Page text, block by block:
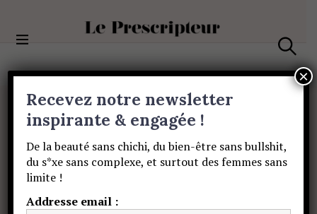
Le Prescripteur
e
a
BEAUTÉ
Alertecanicule
dansmonvanity!
SOPHIE HÉROLT PETITPAS 21 JUILLET 2019
Recevez notre newsletter
inspirante & engagée !
De la beauté sans chichi, du bien-être sans bullshit,
du s*xe sans complexe, et surtout des femmes sans
limite !
Addresse email :
×